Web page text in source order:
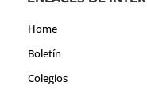
Home
Boletín
Colegios